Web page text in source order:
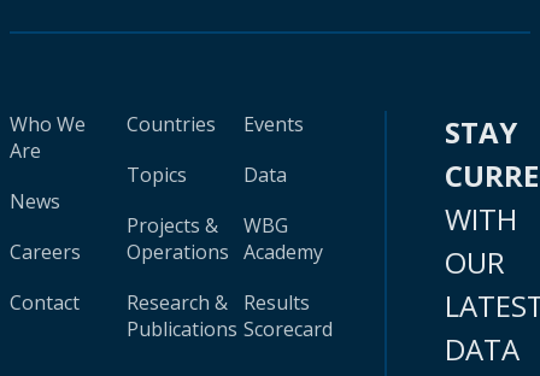
Who We
Are
News
Careers
Contact
Countries
Topics
Projects &
Operations
Research &
Publications
Events
Data
WBG
Academy
Results
Scorecard
STAY
WITH
OUR
DATA